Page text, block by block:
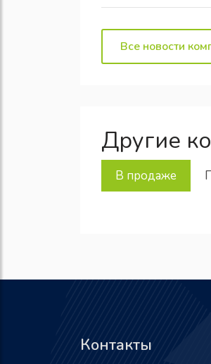
Все новости
Другие
В продаже
Контакты